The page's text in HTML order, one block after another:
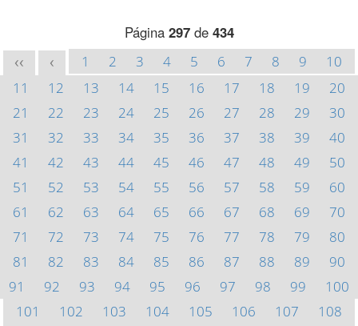
Página 297de 434
<< < 1 2 3 4 5 6 7 8 9
10
11
12 13 14 15 16 17 18 19
20
21
22 23 24 25 26 27 28 29
30
31
32 33 34 35 36 37 38 39
40
41
42 43 44 45 46 47 48 49
50
51
52 53 54 55 56 57 58 59
60
61
62 63 64 65 66 67 68 69
70
71
72 73 74 75 76 77 78 79
80
81
82 83 84 85 86 87 88 89
90
91
92 93 94 95 96 97 98 99
100
101
102 103 104 105 106 107
108